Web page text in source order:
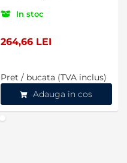
In stoc
264,66 LEI
Pret / bucata (TVA inclus)
Adauga in cos